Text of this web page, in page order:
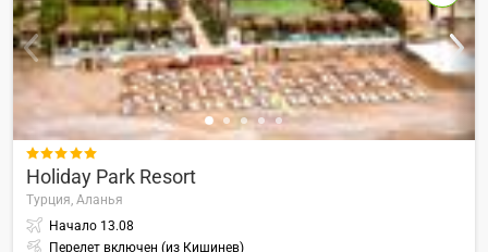

Holiday Park Resort
Турция, Аланья
Начало 13.08
Перелет включен (из Кишинев)